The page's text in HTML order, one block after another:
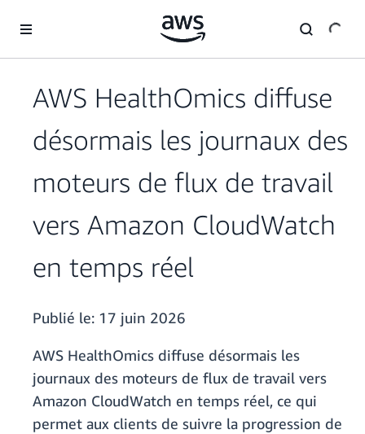
AWS HealthOmics diffuse
désormais les journaux des
moteurs de flux de travail
vers Amazon CloudWatch
en temps réel
Publié le: 17 juin 2026
AWS HealthOmics diffuse désormais les
journaux des moteurs de flux de travail vers
Amazon CloudWatch en temps réel, ce qui
permet aux clients de suivre la progression de